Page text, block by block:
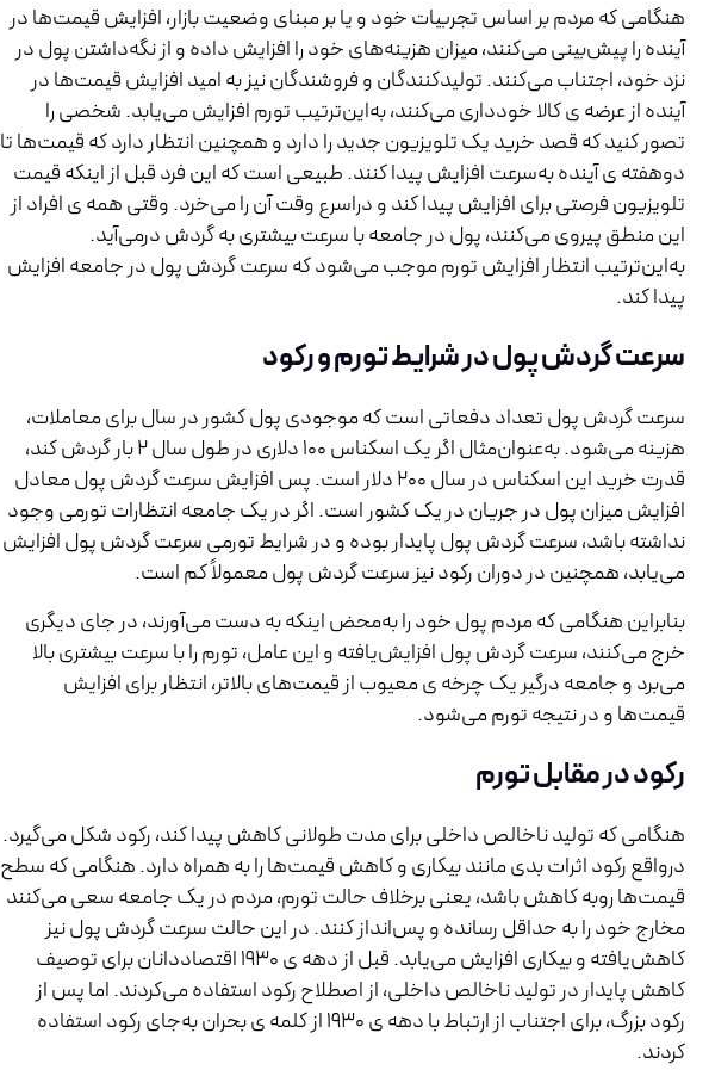
هنگامی که مردم بر اساس تجربیات خود و یا بر مبنای وضعیت بازار، افزایش قیمت‌ها در
آینده را پیش‌بینی می‌کنند، میزان هزینه‌های خود را افزایش داده و از نگه‌داشتن پول در
نزد خود، اجتناب می‌کنند. تولیدکنندگان و فروشندگان نیز به امید افزایش قیمت‌ها در
آینده از عرضه ی کالا خودداری می‌کنند، به‌این‌ترتیب تورم افزایش می‌یابد. شخصی را
تصور کنید که قصد خرید یک تلویزیون جدید را دارد و همچنین انتظار دارد که قیمت‌ها تا
دوهفته ی آینده به‌سرعت افزایش پیدا کنند. طبیعی است که این فرد قبل از اینکه قیمت
تلویزیون فرصتی برای افزایش پیدا کند و دراسرع‌ وقت آن را می‌خرد. وقتی همه ی افراد از
این منطق پیروی می‌کنند، پول در جامعه با سرعت بیشتری به گردش درمی‌آید.
به‌این‌ترتیب انتظار افزایش تورم موجب می‌شود که سرعت گردش پول در جامعه افزایش
پیدا کند.
سرعت گردش پول در شرایط تورم و رکود
سرعت گردش پول تعداد دفعاتی است که موجودی پول کشور در سال برای معاملات،
هزینه می‌شود. به‌عنوان‌مثال اگر یک اسکناس ۱۰۰ دلاری در طول سال ۲ بار گردش کند،
قدرت خرید این اسکناس در سال ۲۰۰ دلار است. پس افزایش سرعت گردش پول معادل
افزایش میزان پول در جریان در یک کشور است. اگر در یک جامعه انتظارات تورمی وجود
نداشته باشد، سرعت گردش پول پایدار بوده و در شرایط تورمی سرعت گردش پول افزایش
می‌یابد، همچنین در دوران رکود نیز سرعت گردش پول معمولاً کم است.
بنابراین هنگامی که مردم پول خود را به‌محض اینکه به دست می‌آورند، در جای دیگری
خرج می‌کنند، سرعت گردش پول افزایش‌یافته و این عامل، تورم را با سرعت بیشتری بالا
می‌برد و جامعه درگیر یک چرخه ی معیوب از قیمت‌های بالاتر، انتظار برای افزایش
قیمت‌ها و در نتیجه تورم می‌شود.
رکود در مقابل تورم
هنگامی که تولید ناخالص داخلی برای مدت طولانی کاهش پیدا کند، رکود شکل می‌گیرد.
درواقع رکود اثرات بدی مانند بیکاری و کاهش قیمت‌ها را به همراه دارد. هنگامی که سطح
قیمت‌ها روبه کاهش باشد، یعنی برخلاف حالت تورم، مردم در یک جامعه سعی می‌کنند
مخارج خود را به حداقل رسانده و پس‌انداز کنند. در این حالت سرعت گردش پول نیز
کاهش‌یافته و بیکاری افزایش می‌یابد. قبل از دهه ی ۱۹۳۰ اقتصاددانان برای توصیف
کاهش پایدار در تولید ناخالص داخلی، از اصطلاح رکود استفاده می‌کردند. اما پس از
رکود بزرگ، برای اجتناب از ارتباط با دهه ی ۱۹۳۰ از کلمه ی بحران به‌جای رکود استفاده
کردند.